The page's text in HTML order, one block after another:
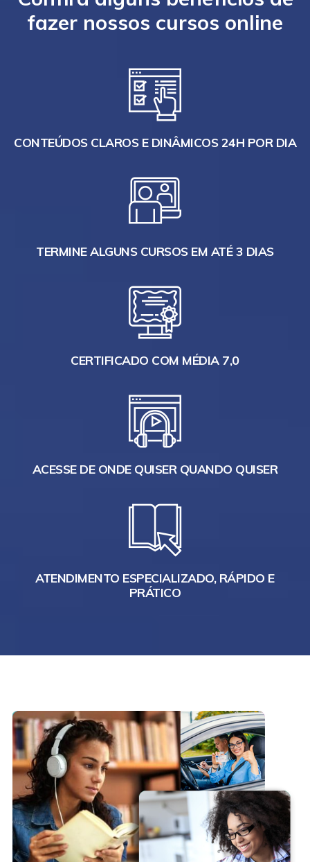
fazer nossos cursos online
CONTEÚDOS CLAROS E DINÂMICOS 24H POR DIA
TERMINE ALGUNS CURSOS EM ATÉ 3 DIAS
CERTIFICADO COM MÉDIA 7,0
ACESSE DE ONDE QUISER QUANDO QUISER
ATENDIMENTO ESPECIALIZADO, RÁPIDO E
PRÁTICO